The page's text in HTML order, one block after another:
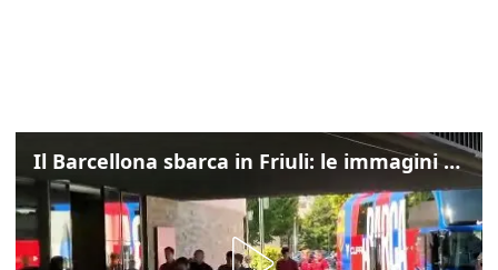
Il Barcellona sbarca in Friuli: le immagini dell'arrivo in albergo